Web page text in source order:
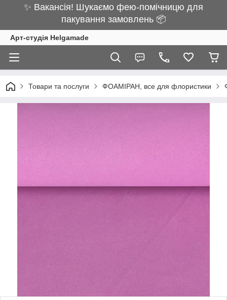
✨ Вакансія! Шукаємо фею-помічницю для
пакування замовлень 📦
Арт-студія Helgamade
Товари та послуги ФОАМІРАН, все для флористики